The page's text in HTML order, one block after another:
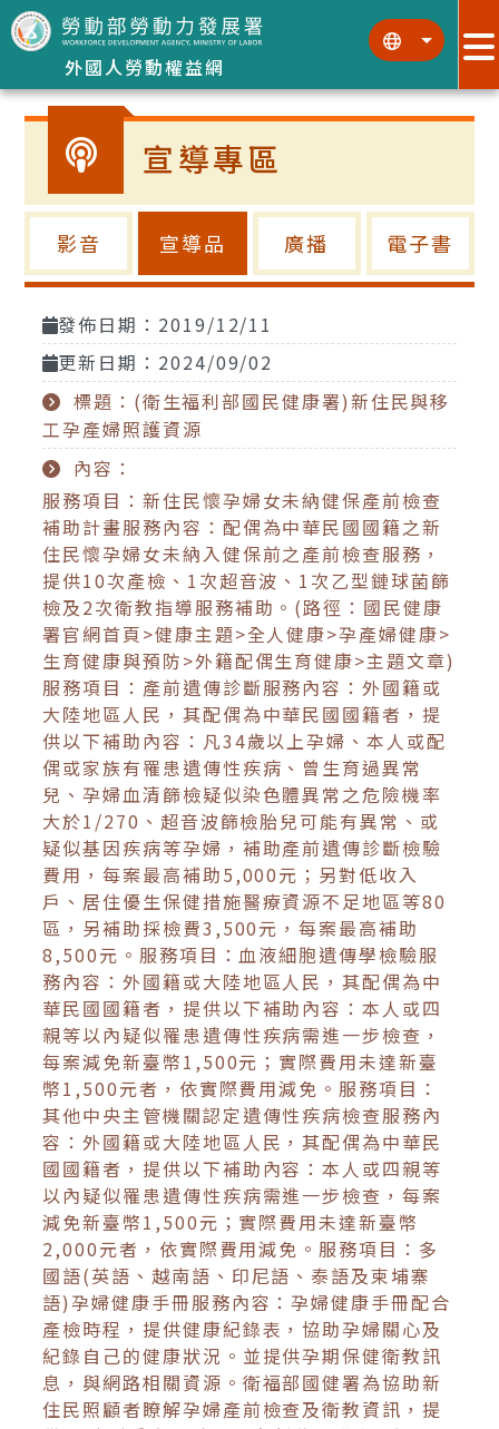
跳到主要內容區塊
外國人勞動權益網
::: :::
宣導專區
影音 宣導品 廣播 電子書
發佈日期：2019/12/11
更新日期：2024/09/02
標題：(衛生福利部國民健康署)新住民與移
工孕產婦照護資源
內容：
服務項目：新住民懷孕婦女未納健保產前檢查
補助計畫服務內容：配偶為中華民國國籍之新
住民懷孕婦女未納入健保前之產前檢查服務，
提供10次產檢、1次超音波、1次乙型鏈球菌篩
檢及2次衛教指導服務補助。(路徑：國民健康
署官網首頁>健康主題>全人健康>孕產婦健康>
生育健康與預防>外籍配偶生育健康>主題文章)
服務項目：產前遺傳診斷服務內容：外國籍或
大陸地區人民，其配偶為中華民國國籍者，提
供以下補助內容：凡34歲以上孕婦、本人或配
偶或家族有罹患遺傳性疾病、曾生育過異常
兒、孕婦血清篩檢疑似染色體異常之危險機率
大於1/270、超音波篩檢胎兒可能有異常、或
疑似基因疾病等孕婦，補助產前遺傳診斷檢驗
費用，每案最高補助5,000元；另對低收入
戶、居住優生保健措施醫療資源不足地區等80
區，另補助採檢費3,500元，每案最高補助
8,500元。服務項目：血液細胞遺傳學檢驗服
務內容：外國籍或大陸地區人民，其配偶為中
華民國國籍者，提供以下補助內容：本人或四
親等以內疑似罹患遺傳性疾病需進一步檢查，
每案減免新臺幣1,500元；實際費用未達新臺
幣1,500元者，依實際費用減免。服務項目：
其他中央主管機關認定遺傳性疾病檢查服務內
容：外國籍或大陸地區人民，其配偶為中華民
國國籍者，提供以下補助內容：本人或四親等
以內疑似罹患遺傳性疾病需進一步檢查，每案
減免新臺幣1,500元；實際費用未達新臺幣
2,000元者，依實際費用減免。服務項目：多
國語(英語、越南語、印尼語、泰語及柬埔寨
語)孕婦健康手冊服務內容：孕婦健康手冊配合
產檢時程，提供健康紀錄表，協助孕婦關心及
紀錄自己的健康狀況。並提供孕期保健衛教訊
息，與網路相關資源。衛福部國健署為協助新
住民照顧者瞭解孕婦產前檢查及衛教資訊，提